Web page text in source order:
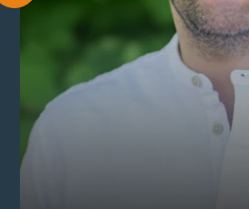
Alberto Lykke Cobos